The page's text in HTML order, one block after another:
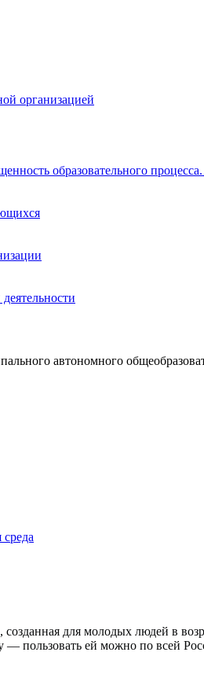
организацией
образовательного
автономного
для молодых людей в
— пользовать ей можно по всей